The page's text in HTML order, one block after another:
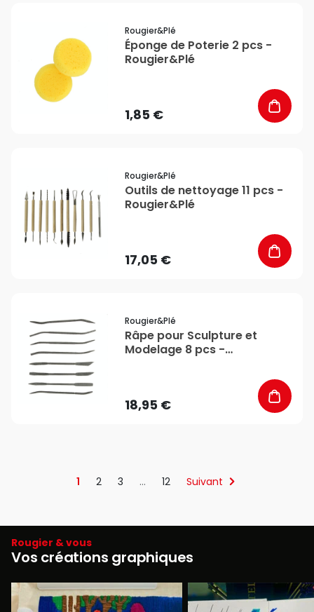
Rougier&plé
Éponge de Poterie 2 pcs -
Rougier&Plé
1,85 €
Rougier&plé
Outils de nettoyage 11 pcs -
Rougier&Plé
17,05 €
Rougier&plé
Râpe pour Sculpture et
Modelage 8 pcs -
18,95 €
1 2 3 … 12 Suivant
Rougier & vous
Vos créations graphiques